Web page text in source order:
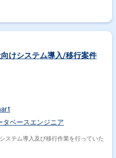
けシステム導入/移行案件
タベースエンジニア
ステム導入及び移行作業を行っていた